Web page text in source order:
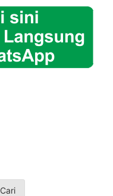
Cari